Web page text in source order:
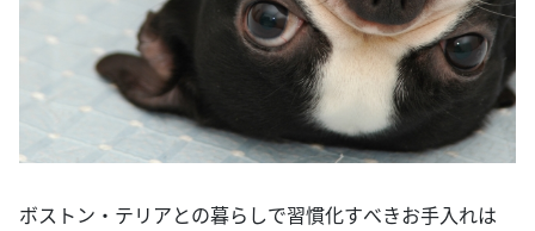
ボストン・テリアとの暮らしで習慣化すべきお手入れは